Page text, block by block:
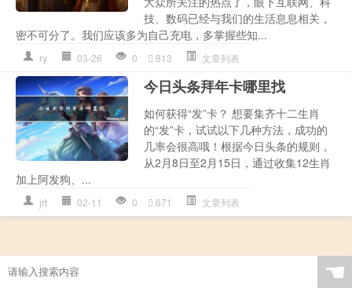
技、数码已经与我们的生活息息相关，
密不可分了。我们应该多为自己充电，多掌握些知...
ry 03-26 0 813 文章列表
今日头条拜年卡哪里找
如何获得“发”卡？ 想要集齐十二生肖
的“发”卡，试试以下几种方法，成功的
几率会很高哦！根据今日头条的规则，
从2月8日至2月15日，通过收集12生肖
加上阿发狗、...
jrt 02-11 0 671 文章列表
☚